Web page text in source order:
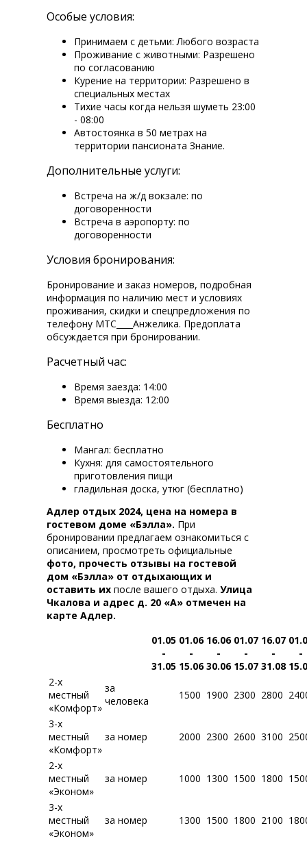
Особые условия:
Принимаем с детьми: Любого возраста
Проживание с животными: Разрешено
по согласованию
Курение на территории: Разрешено в
специальных местах
Тихие часы когда нельзя шуметь 23:00
- 08:00
Автостоянка в 50 метрах на
территории пансионата Знание.
Дополнительные услуги:
Встреча на ж/д вокзале: по
договоренности
Встреча в аэропорту: по
договоренности
Условия бронирования:
Бронирование и заказ номеров, подробная
информация по наличию мест и условиях
проживания, скидки и спецпредложения по
телефону МТС____Анжелика. Предоплата
обсуждается при бронировании.
Расчетный час:
Время заезда: 14:00
Время выезда: 12:00
Бесплатно
Мангал: бесплатно
Кухня: для самостоятельного
приготовления пищи
гладильная доска, утюг (бесплатно)
Адлер отдых 2024, цена на номера в
гостевом доме «Бэлла». При
бронировании предлагаем ознакомиться с
описанием, просмотреть официальные
фото, прочесть отзывы на гостевой
дом «Бэлла» от отдыхающих и
оставить их после вашего отдыха. Улица
Чкалова и адрес д. 20 «А» отмечен на
карте Адлер.
01.05
-
31.05
01.06
-
15.06
16.06
-
30.06
01.07
-
15.07
16.07
-
31.08
-
2-х
местный
«Комфорт»
за
человека
1500 1900 2300 2800
3-х
местный
«Комфорт»
за номер 2000 2300 2600 3100
2-х
местный
«Эконом»
за номер 1000 1300 1500 1800
3-х
местный
«Эконом»
за номер 1300 1500 1800 2100